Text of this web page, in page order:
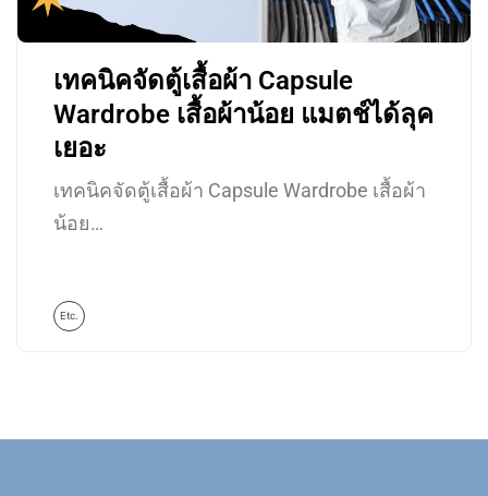
เทคนิคจัดตู้เสื้อผ้า Capsule
Wardrobe เสื้อผ้าน้อย แมตช์ได้ลุค
เยอะ
เทคนิคจัดตู้เสื้อผ้า Capsule Wardrobe เสื้อผ้า
น้อย…
Etc.